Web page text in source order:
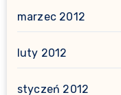
marzec 2012
luty 2012
styczeń 2012